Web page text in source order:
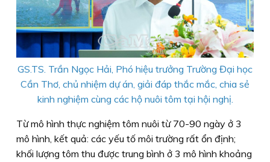
GS.TS. Trần Ngọc Hải, Phó hiệu trưởng Trường Đại học
Cần Thơ, chủ nhiệm dự án, giải đáp thắc mắc, chia sẻ
kinh nghiệm cùng các hộ nuôi tôm tại hội nghị.
Từ mô hình thực nghiệm tôm nuôi từ 70-90 ngày ở 3
mô hình, kết quả: các yếu tố môi trường rất ổn định;
khối lượng tôm thu được trung bình ở 3 mô hình khoảng